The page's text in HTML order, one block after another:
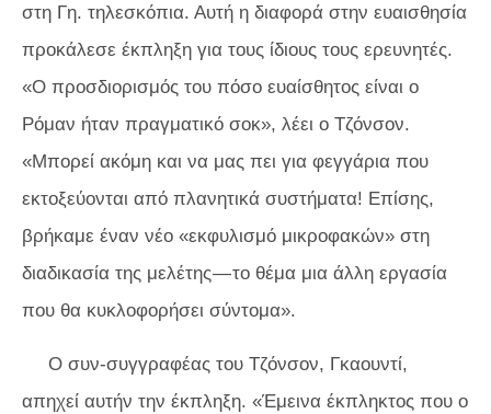
στη Γη. τηλεσκόπια. Αυτή η διαφορά στην ευαισθησία
προκάλεσε έκπληξη για τους ίδιους τους ερευνητές.
«Ο προσδιορισμός του πόσο ευαίσθητος είναι ο
Ρόμαν ήταν πραγματικό σοκ», λέει ο Τζόνσον.
«Μπορεί ακόμη και να μας πει για φεγγάρια που
εκτοξεύονται από πλανητικά συστήματα! Επίσης,
βρήκαμε έναν νέο «εκφυλισμό μικροφακών» στη
διαδικασία της μελέτης — το θέμα μια άλλη εργασία
που θα κυκλοφορήσει σύντομα».
Ο συν-συγγραφέας του Τζόνσον, Γκαουντί,
απηχεί αυτήν την έκπληξη. «Έμεινα έκπληκτος που ο